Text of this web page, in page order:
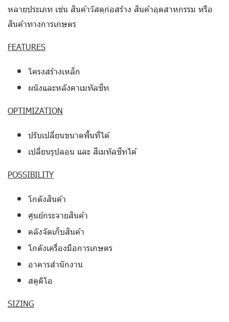
หลายประเภท เช่น สินค้าวัสดุก่อสร้าง สินค้าอุตสาหกรรม หรือ
สินค้าทางการเกษตร
FEATURES
โครงสร้างเหล็ก
ผนังและหลังคาเมทัลชีท
OPTIMIZATION
ปรับเปลี่ยนขนาดพื้นที่ได้
เปลี่ยนรูปลอน และ สีเมทัลชีทได้
POSSIBILITY
โกดังสินค้า
ศูนย์กระจายสินค้า
คลังจัดเก็บสินค้า
โกดังเครื่องมือการเกษตร
อาคารสำนักงาน
สตูดิโอ
SIZING